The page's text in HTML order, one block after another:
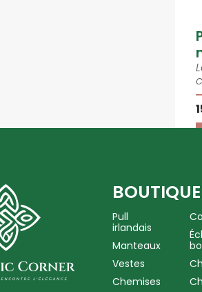
BOUTIQUE
Pull
irlandais
Manteaux
Vestes
Chemises